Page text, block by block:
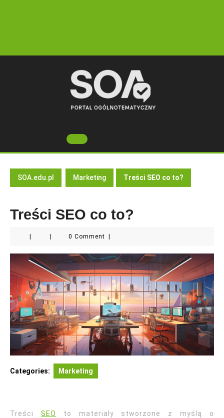
Open
Button
SOA.edu.pl Marketing Treści SEO co to?
Treści SEO co to?
0 Comment
Categories: Marketing
Treści SEO
to materiały stworzone z myślą o